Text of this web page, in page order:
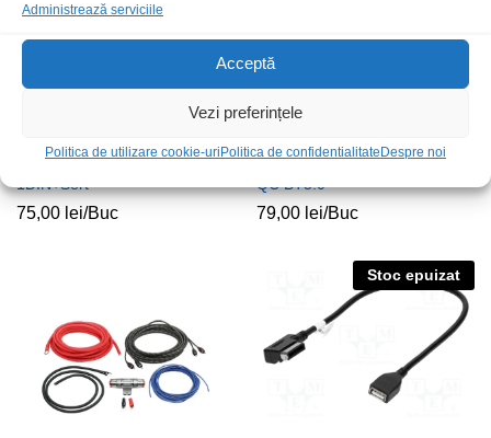
Administrează serviciile
Acceptă
Vezi preferințele
Politica de utilizare cookie-uriPolitica de confidentialitateDespre noi
Rama cas Mercedes C W203
1DIN+Sert
75,00 lei/Buc
Emitator FM 2xUSB SPFM-01-
QC BT5.0
79,00 lei/Buc
Stoc epuizat